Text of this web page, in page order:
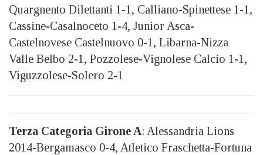
Quargnento Dilettanti 1-1, Calliano-Spinettese 1-1,
Cassine-Casalnoceto 1-4, Junior Asca-
Castelnovese Castelnuovo 0-1, Libarna-Nizza
Valle Belbo 2-1, Pozzolese-Vignolese Calcio 1-1,
Viguzzolese-Solero 2-1
Terza Categoria Girone A: Alessandria Lions
2014-Bergamasco 0-4, Atletico Fraschetta-Fortuna